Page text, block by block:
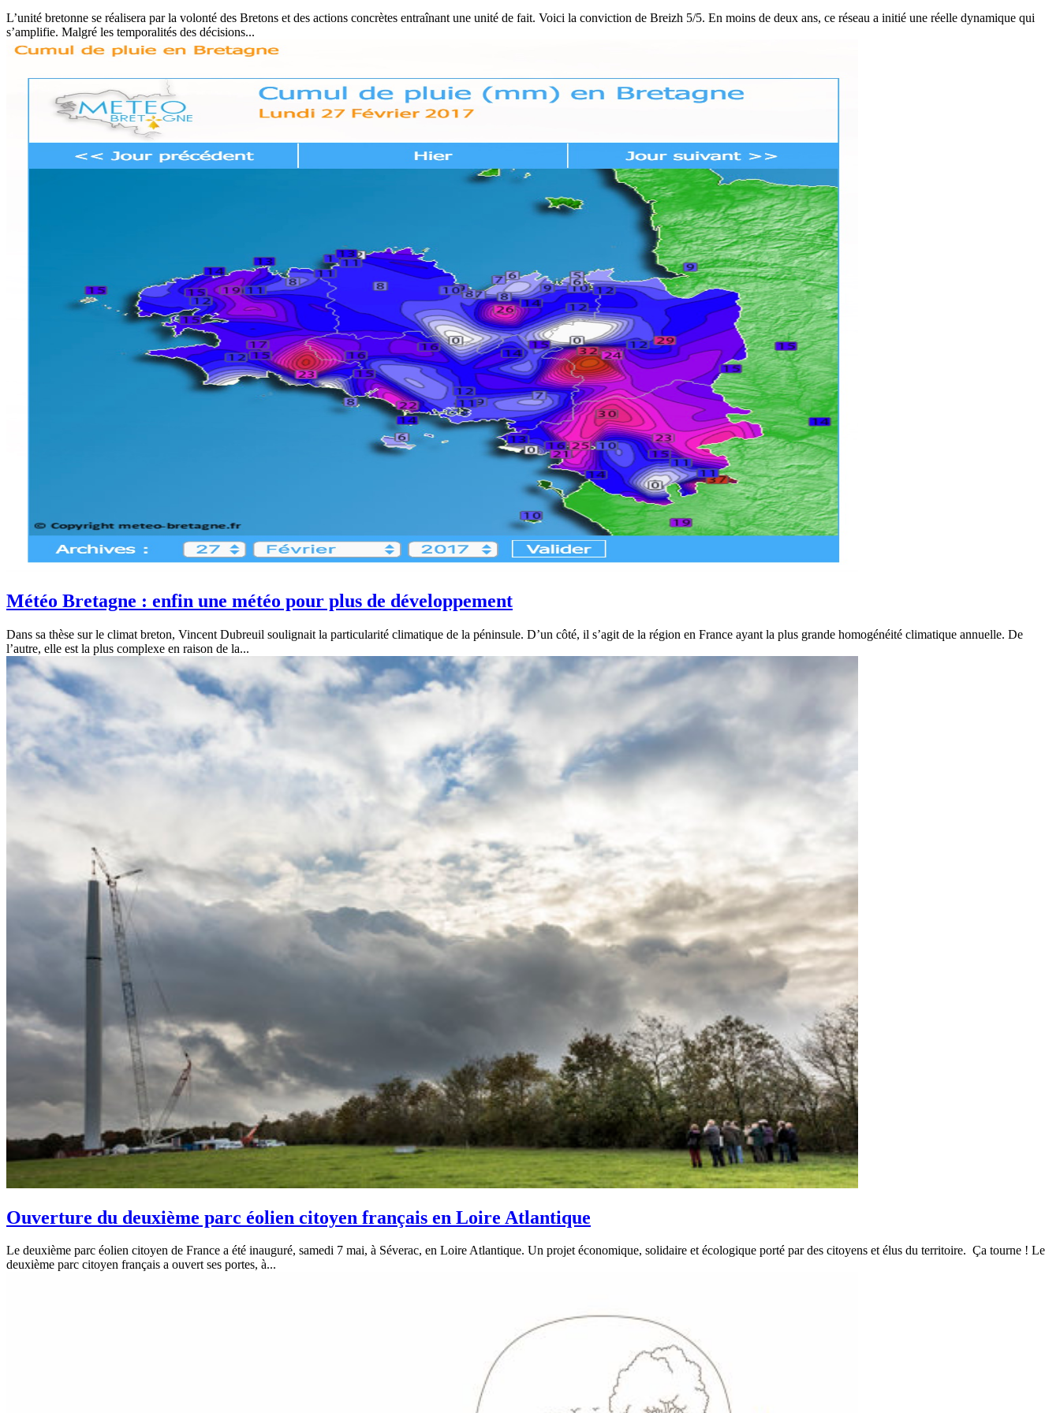
L’unité bretonne se réalisera par la volonté des Bretons et des actions concrètes entraînant une unité de fait. Voici la conviction de Breizh 5/5. En moins de deux ans, ce réseau a initié une réelle dynamique qui
s’amplifie. Malgré les temporalités des décisions...
Météo Bretagne : enfin une météo pour plus de développement
Dans sa thèse sur le climat breton, Vincent Dubreuil soulignait la particularité climatique de la péninsule. D’un côté, il s’agit de la région en France ayant la plus grande homogénéité climatique annuelle. De
l’autre, elle est la plus complexe en raison de la...
Ouverture du deuxième parc éolien citoyen français en Loire Atlantique
Le deuxième parc éolien citoyen de France a été inauguré, samedi 7 mai, à Séverac, en Loire Atlantique. Un projet économique, solidaire et écologique porté par des citoyens et élus du territoire. Ça tourne ! Le
deuxième parc citoyen français a ouvert ses portes, à...